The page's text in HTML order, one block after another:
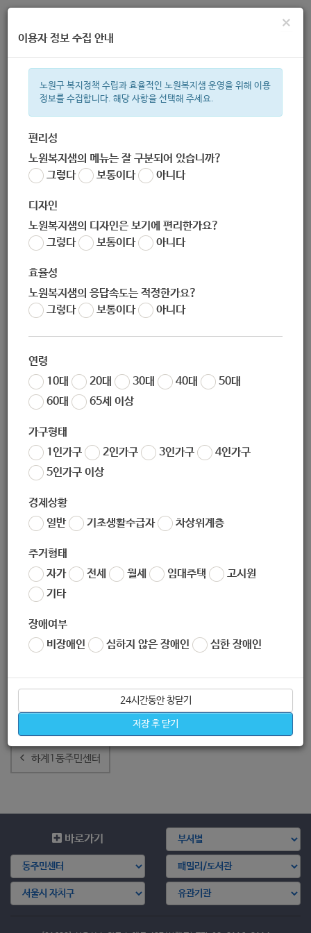
주간 인기검색어
한눈으로 보는 복지 정보
×
이용자 정보 수집 안내
노원구 복지정책 수립과 효율적인 노원복지샘 운영을 위해 이용
정보를 수집합니다. 해당 사항을 선택해 주세요.
편리성
노원복지샘의 메뉴는 잘 구분되어 있습니까?
그렇다
보통이다 아니다
디자인
노원복지샘의 디자인은 보기에 편리한가요?
그렇다
보통이다 아니다
효율성
노원복지샘의 응답속도는 적정한가요?
그렇다
보통이다 아니다
연령
10대
20대 30대 40대
50대
60대
65세 이상
가구형태
1인가구
2인가구 3인가구
4인가구
5인가구 이상
경제상황
일반
기초생활수급자 차상위계층
주거형태
자가
전세 월세 임대주택
고시원
기타
장애여부
비장애인
심하지 않은 장애인 심한 장애인
24시간동안 창닫기
저장 후 닫기
서울노원남부지역자활센터
담당 복지 서비스
글
내
비 하계1동주민센터
바로가기